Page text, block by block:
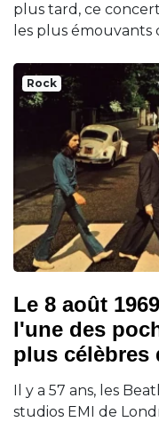
plus tard, ce
les plus émouvants
Rock
Le 8 août
l'une des
plus
Il y a 57 ans, les
studios EMI de